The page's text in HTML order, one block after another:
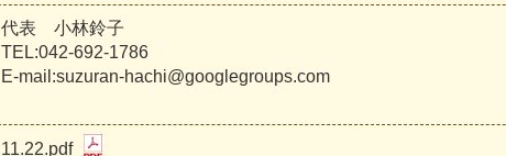
代表 小林鈴子
TEL:042-692-1786
E-mail:suzuran-hachi@googlegroups.com
11.22.pdf